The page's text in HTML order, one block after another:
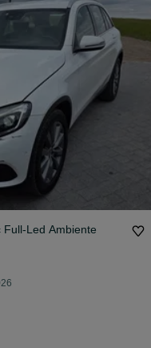
Led Ambiente